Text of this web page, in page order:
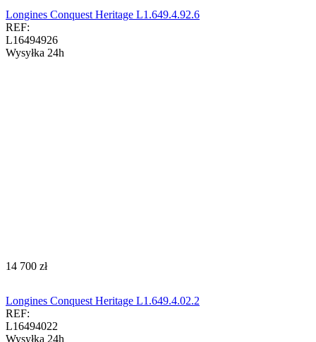
Longines Conquest Heritage L1.649.4.92.6
REF:
L16494926
Wysyłka 24h
‍14 700‍ zł
Longines Conquest Heritage L1.649.4.02.2
REF:
L16494022
Wysyłka 24h